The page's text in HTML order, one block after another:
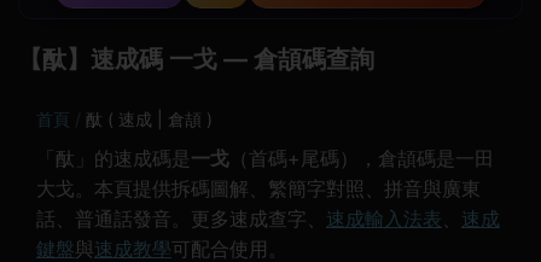
【酞】速成碼 一戈 — 倉頡碼查詢
首頁 酞 ( 速成 | 倉頡 )
「酞」的速成碼是 一戈 （首碼+尾碼），倉頡碼是一田
大戈。本頁提供拆碼圖解、繁簡字對照、拼音與廣東
話、普通話發音。更多速成查字、 速成輸入法表、 速成
鍵盤與速成教學可配合使用。